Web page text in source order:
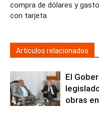
compra de dólares y
con tarjeta
Artículos relacionados
El
obras